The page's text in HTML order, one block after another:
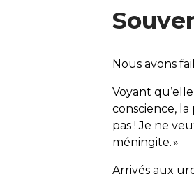
Nous avons
Voyant
conscience, la
pas ! Je ne
méningite. »
Arrivés aux